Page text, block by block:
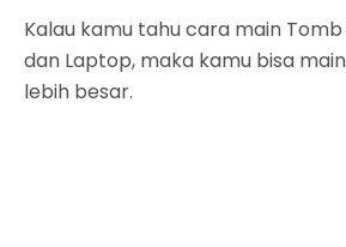
Kalau kamu tahu cara main
dan Laptop, maka kamu bisa
lebih besar.